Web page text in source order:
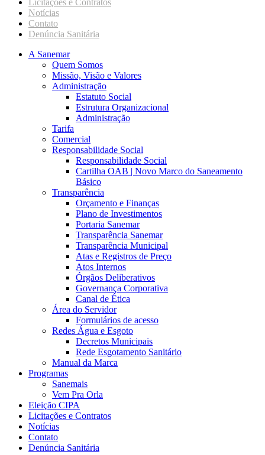
Licitações e Contratos
Notícias
Contato
Denúncia Sanitária
A Sanemar
Quem Somos
Missão, Visão e Valores
Administração
Estatuto Social
Estrutura Organizacional
Administração
Tarifa
Comercial
Responsabilidade Social
Responsabilidade Social
Cartilha OAB | Novo Marco do Saneamento
Básico
Transparência
Orçamento e Finanças
Plano de Investimentos
Portaria Sanemar
Transparência Sanemar
Transparência Municipal
Atas e Registros de Preço
Atos Internos
Órgãos Deliberativos
Governança Corporativa
Canal de Ética
Área do Servidor
Formulários de acesso
Redes Água e Esgoto
Decretos Municipais
Rede Esgotamento Sanitário
Manual da Marca
Programas
Sanemais
Vem Pra Orla
Eleição CIPA
Licitações e Contratos
Notícias
Contato
Denúncia Sanitária